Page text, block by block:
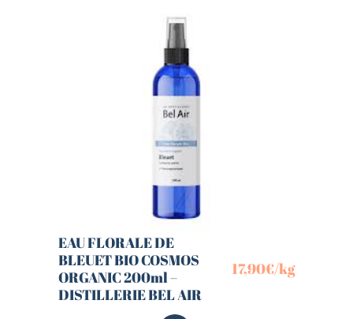
EAU FLORALE DE
BLEUET BIO COSMOS
ORGANIC 200ml –
DISTILLERIE BEL AIR
17,90€/kg